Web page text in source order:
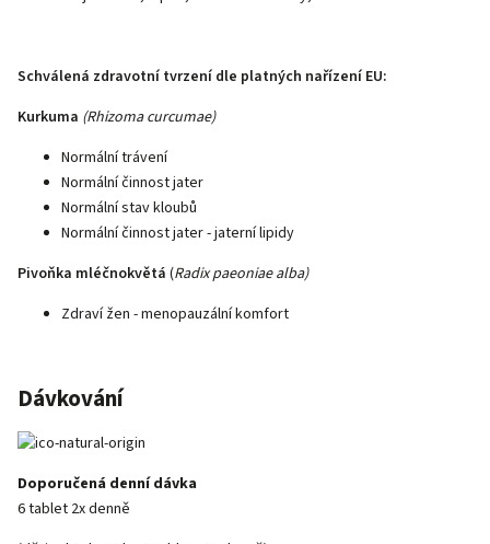
Schválená zdravotní tvrzení dle platných nařízení EU:
Kurkuma (Rhizoma curcumae)
Normální trávení
Normální činnost jater
Normální stav kloubů
Normální činnost jater - jaterní lipidy
Pivoňka mléčnokvětá (Radix paeoniae alba)
Zdraví žen - menopauzální komfort
Dávkování
Doporučená denní dávka
6 tablet 2x denně